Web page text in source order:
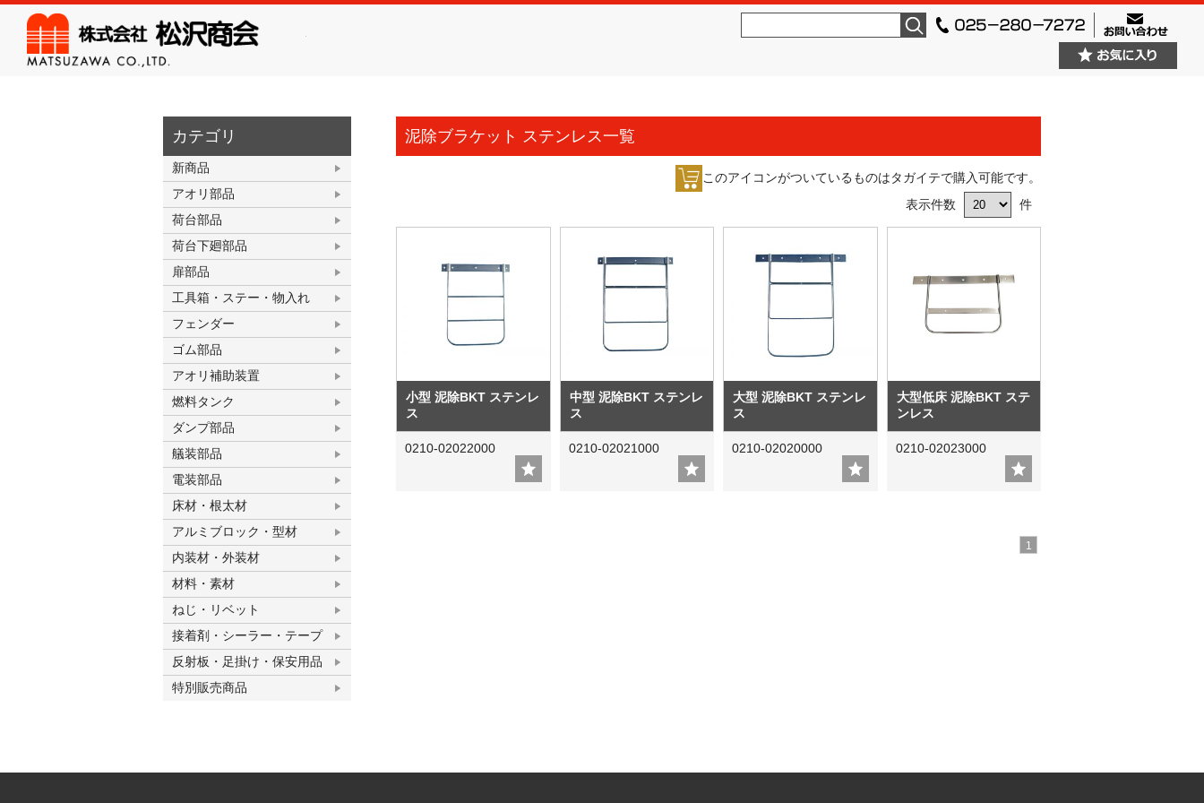
MATSUZAWA CO.,LTD.
カテゴリ
新商品
アオリ部品
荷台部品
荷台下廻部品
扉部品
工具箱・ステー・物入れ
フェンダー
ゴム部品
アオリ補助装置
燃料タンク
ダンプ部品
艤装部品
電装部品
床材・根太材
アルミブロック・型材
内装材・外装材
材料・素材
ねじ・リベット
接着剤・シーラー・テープ
反射板・足掛け・保安用品
特別販売商品
泥除ブラケット ステンレス一覧
このアイコンがついているものはタガイテで購入可能です。
表示件数
件
小型 泥除BKT ステンレ
ス
0210-02022000
中型 泥除BKT ステンレ
ス
0210-02021000
大型 泥除BKT ステンレ
ス
0210-02020000
大型低床 泥除BKT ステ
ンレス
0210-02023000
1